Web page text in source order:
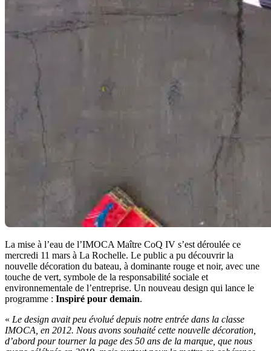
La mise à l’eau de l’IMOCA Maître CoQ IV s’est déroulée ce
mercredi 11 mars à La Rochelle. Le public a pu découvrir la
nouvelle décoration du bateau, à dominante rouge et noir, avec une
touche de vert, symbole de la responsabilité sociale et
environnementale de l’entreprise. Un nouveau design qui lance le
programme : Inspiré pour demain.
« Le design avait peu évolué depuis notre entrée dans la classe
IMOCA, en 2012. Nous avons souhaité cette nouvelle décoration,
d’abord pour tourner la page des 50 ans de la marque, que nous